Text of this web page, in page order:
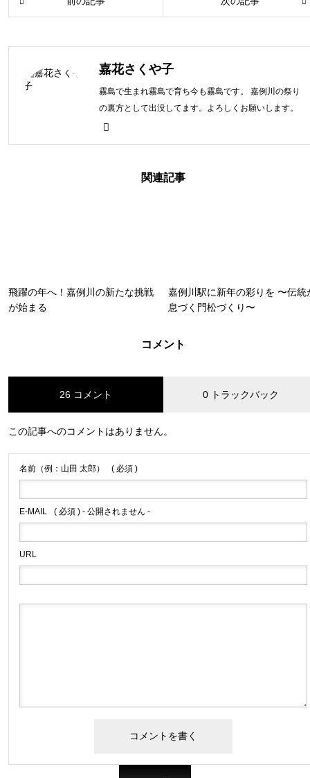
嘉花さくや子
霧島で生まれ霧島で育ち今も霧島です。 嘉例川の祭り
の裏方として出没してます。よろしくお願いします。
関連記事
飛躍の年へ！嘉例川の新たな挑戦
が始まる
嘉例川駅に新年の彩りを 〜伝統
息づく門松づくり〜
コメント
26 コメント 0 トラックバック
この記事へのコメントはありません。
名前（例：山田 太郎） ( 必須 )
E-MAIL ( 必須 ) - 公開されません -
URL